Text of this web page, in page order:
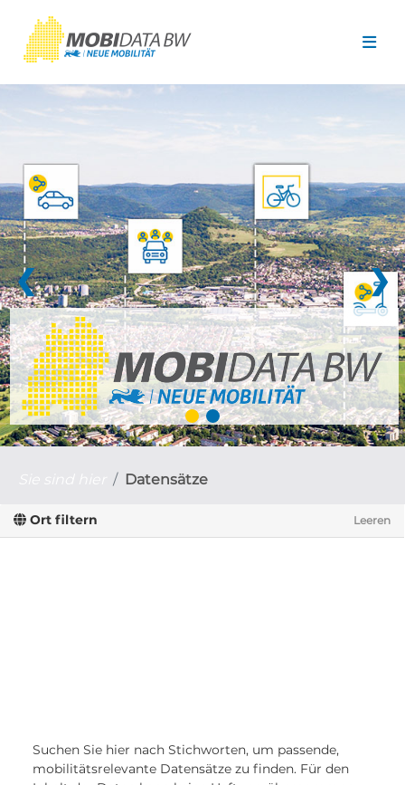
❮ ❯
Datensätze
Ort filtern Leeren
Suchen Sie hier nach Stichworten, um passende,
mobilitätsrelevante Datensätze zu finden. Für den